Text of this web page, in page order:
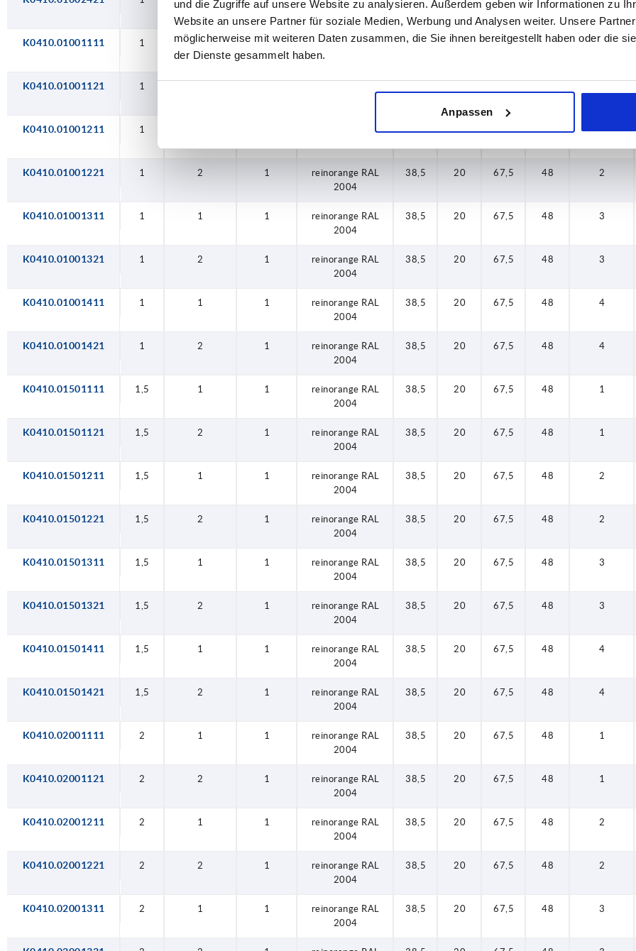
und die Zugriffe auf unsere Website zu analysieren. Außerdem geben wir Informationen zu
Website an unsere Partner für soziale Medien, Werbung und Analysen weiter. Unsere
möglicherweise mit weiteren Daten zusammen, die Sie ihnen bereitgestellt haben oder die
der Dienste gesammelt haben.
Anpassen
K0410.01001111 1 1 1
reinorange RAL
38,5 20 67,5 48 1
K0410.01001121 1
K0410.01001211 1
reinorange RAL
38,5 20 67,5 48 2
K0410.01001221 1 2 1
reinorange RAL
2004
38,5 20 67,5 48 2
K0410.01001311 1 1 1
reinorange RAL
2004
38,5 20 67,5 48 3
K0410.01001321 1 2 1
reinorange RAL
2004
38,5 20 67,5 48 3
K0410.01001411 1 1 1
reinorange RAL
2004
38,5 20 67,5 48 4
K0410.01001421 1 2 1
reinorange RAL
2004
38,5 20 67,5 48 4
K0410.01501111 1,5 1 1
reinorange RAL
2004
38,5 20 67,5 48 1
K0410.01501121 1,5 2 1
reinorange RAL
2004
38,5 20 67,5 48 1
K0410.01501211 1,5 1 1
reinorange RAL
2004
38,5 20 67,5 48 2
K0410.01501221 1,5 2 1
reinorange RAL
2004
38,5 20 67,5 48 2
K0410.01501311 1,5 1 1
reinorange RAL
2004
38,5 20 67,5 48 3
K0410.01501321 1,5 2 1
reinorange RAL
2004
38,5 20 67,5 48 3
K0410.01501411 1,5 1 1
reinorange RAL
2004
38,5 20 67,5 48 4
K0410.01501421 1,5 2 1
reinorange RAL
2004
38,5 20 67,5 48 4
K0410.02001111 2 1 1
reinorange RAL
2004
38,5 20 67,5 48 1
K0410.02001121 2 2 1
reinorange RAL
2004
38,5 20 67,5 48 1
K0410.02001211 2 1 1
reinorange RAL
2004
38,5 20 67,5 48 2
K0410.02001221 2 2 1
reinorange RAL
2004
38,5 20 67,5 48 2
K0410.02001311 2 1 1
reinorange RAL
2004
38,5 20 67,5 48 3